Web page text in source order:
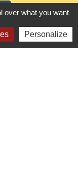
over what you want
Personalize